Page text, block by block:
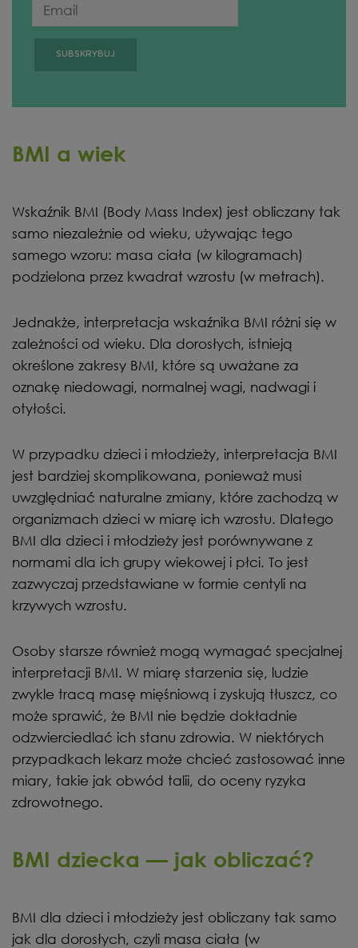
BMI a wiek
Wskaźnik BMI (Body Mass Index) jest obliczany tak
samo niezależnie od wieku, używając tego
samego wzoru: masa ciała (w kilogramach)
podzielona przez kwadrat wzrostu (w metrach).
Jednakże, interpretacja wskaźnika BMI różni się w
zależności od wieku. Dla dorosłych, istnieją
określone zakresy BMI, które są uważane za
oznakę niedowagi, normalnej wagi, nadwagi i
otyłości.
W przypadku dzieci i młodzieży, interpretacja BMI
jest bardziej skomplikowana, ponieważ musi
uwzględniać naturalne zmiany, które zachodzą w
organizmach dzieci w miarę ich wzrostu. Dlatego
BMI dla dzieci i młodzieży jest porównywane z
normami dla ich grupy wiekowej i płci. To jest
zazwyczaj przedstawiane w formie centyli na
krzywych wzrostu.
Osoby starsze również mogą wymagać specjalnej
interpretacji BMI. W miarę starzenia się, ludzie
zwykle tracą masę mięśniową i zyskują tłuszcz, co
może sprawić, że BMI nie będzie dokładnie
odzwierciedlać ich stanu zdrowia. W niektórych
przypadkach lekarz może chcieć zastosować inne
miary, takie jak obwód talii, do oceny ryzyka
zdrowotnego.
BMI dziecka — jak obliczać?
BMI dla dzieci i młodzieży jest obliczany tak samo
jak dla dorosłych, czyli masa ciała (w